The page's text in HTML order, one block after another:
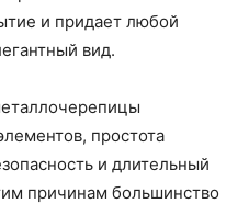
и придает любой
вид.
простота
и длительный
причинам большинство